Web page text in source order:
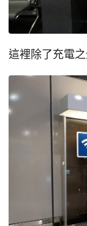
這裡除了充電